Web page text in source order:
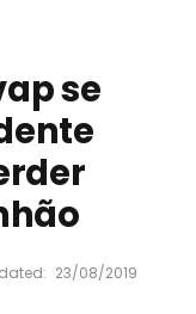
se
23/08/2019